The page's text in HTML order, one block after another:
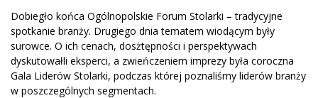
Dobiegło końca Ogólnopolskie Forum Stolarki – tradycyjne
spotkanie branży. Drugiego dnia tematem wiodącym były
surowce. O ich cenach, dosżtępności i perspektywach
dyskutowałli eksperci, a zwieńczeniem imprezy była coroczna
Gala Liderów Stolarki, podczas której poznaliśmy liderów branży
w poszczególnych segmentach.